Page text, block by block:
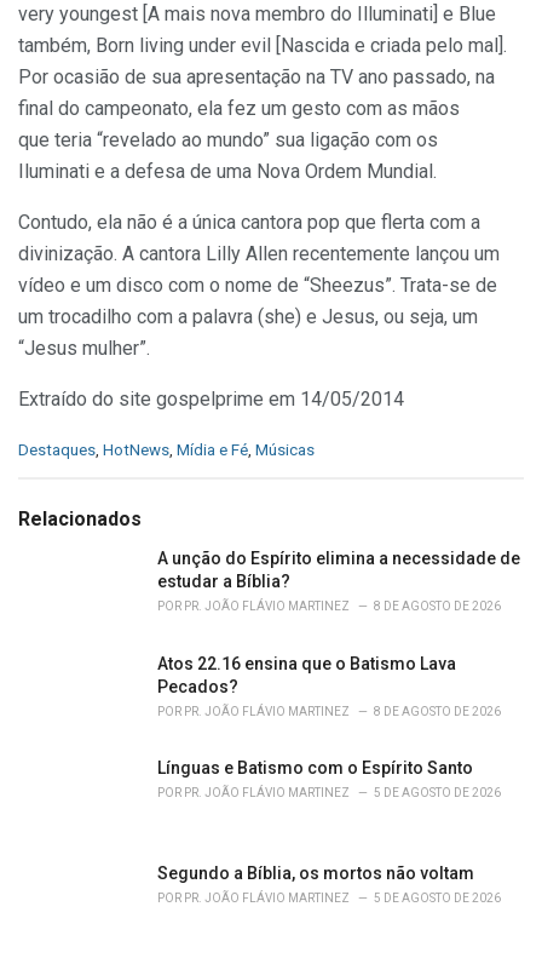
very youngest [A mais nova membro do Illuminati] e Blue
também, Born living under evil [Nascida e criada pelo mal].
Por ocasião de sua apresentação na TV ano passado, na
final do campeonato, ela fez um gesto com as mãos
que teria “revelado ao mundo” sua ligação com os
Iluminati e a defesa de uma Nova Ordem Mundial.
Contudo, ela não é a única cantora pop que flerta com a
divinização. A cantora Lilly Allen recentemente lançou um
vídeo e um disco com o nome de “Sheezus”. Trata-se de
um trocadilho com a palavra (she) e Jesus, ou seja, um
“Jesus mulher”.
Extraído do site gospelprime em 14/05/2014
C
e
Destaques HotNews Mídia e Fé Músicas
Relacionados
A unção do Espírito elimina a necessidade de
estudar a Bíblia?
POR PR. JOÃO FLÁVIO MARTINEZ 8 DE AGOSTO DE 2026
Atos 22.16 ensina que o Batismo Lava
Pecados?
POR PR. JOÃO FLÁVIO MARTINEZ 8 DE AGOSTO DE 2026
Línguas e Batismo com o Espírito Santo
POR PR. JOÃO FLÁVIO MARTINEZ 5 DE AGOSTO DE 2026
Segundo a Bíblia, os mortos não voltam
POR PR. JOÃO FLÁVIO MARTINEZ 5 DE AGOSTO DE 2026